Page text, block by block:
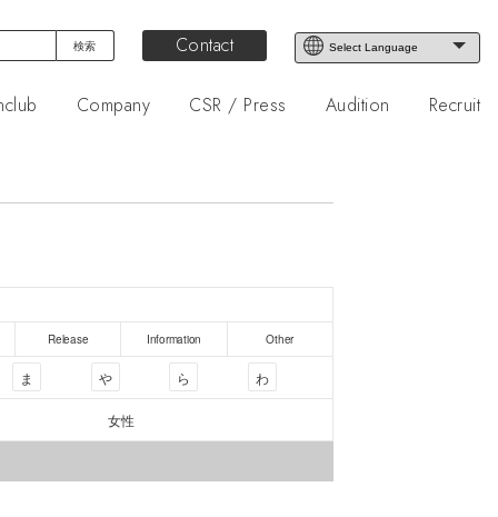
Contact
Company CSR / Press Audition Recruit
Release Information Other
ま や ら わ
女性